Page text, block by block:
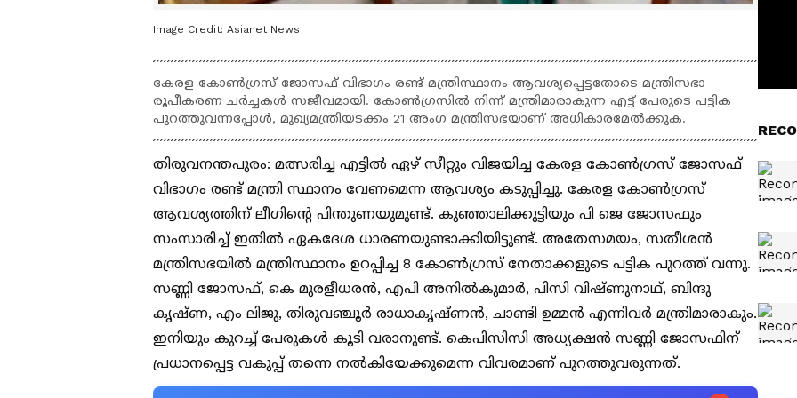
Image Credit: Asianet News
കേരള കോണ്‍ഗ്രസ് ജോസഫ് വിഭാഗം രണ്ട് മന്ത്രിസ്ഥാനം ആവശ്യപ്പെട്ടതോടെ മന്ത്രിസഭാ
രൂപീകരണ ചർച്ചകൾ സജീവമായി. കോൺഗ്രസിൽ നിന്ന് മന്ത്രിമാരാകുന്ന എട്ട് പേരുടെ പട്ടിക
പുറത്തുവന്നപ്പോൾ, മുഖ്യമന്ത്രിയടക്കം 21 അംഗ മന്ത്രിസഭയാണ് അധികാരമേൽക്കുക.
തിരുവനന്തപുരം: മത്സരിച്ച എട്ടിൽ ഏഴ് സീറ്റും വിജയിച്ച കേരള കോണ്‍ഗ്രസ് ജോസഫ്
വിഭാഗം രണ്ട് മന്ത്രി സ്ഥാനം വേണമെന്ന ആവശ്യം കടുപ്പിച്ചു. കേരള കോൺഗ്രസ്
ആവശ്യത്തിന് ലീഗിന്‍റെ പിന്തുണയുമുണ്ട്. കുഞ്ഞാലിക്കുട്ടിയും പി ജെ ജോസഫും
സംസാരിച്ച് ഇതിൽ ഏകദേശ ധാരണയുണ്ടാക്കിയിട്ടുണ്ട്. അതേസമയം, സതീശൻ
മന്ത്രിസഭയിൽ മന്ത്രിസ്ഥാനം ഉറപ്പിച്ച 8 കോൺ​ഗ്രസ് നേതാക്കളുടെ പട്ടിക പുറത്ത് വന്നു.
സണ്ണി ജോസഫ്, കെ മുരളീധരൻ, എപി അനിൽകുമാർ, പിസി വിഷ്ണുനാഥ്, ബിന്ദു
കൃഷ്ണ, എം ലിജു, തിരുവഞ്ചൂർ രാധാകൃഷ്ണൻ, ചാണ്ടി ഉമ്മൻ എന്നിവർ മന്ത്രിമാരാകും.
ഇനിയും കുറച്ച് പേരുകള്‍ കൂടി വരാനുണ്ട്. കെപിസിസി അധ്യക്ഷൻ സണ്ണി ജോസഫിന്
പ്രധാനപ്പെട്ട വകുപ്പ് തന്നെ നൽകിയേക്കുമെന്ന വിവരമാണ് പുറത്തുവരുന്നത്.